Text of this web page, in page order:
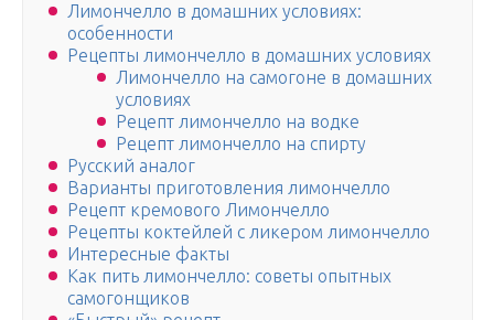
Лимончелло в домашних условиях:
особенности
Рецепты лимончелло в домашних условиях
Лимончелло на самогоне в домашних
условиях
Рецепт лимончелло на водке
Рецепт лимончелло на спирту
Русский аналог
Варианты приготовления лимончелло
Рецепт кремового Лимончелло
Рецепты коктейлей с ликером лимончелло
Интересные факты
Как пить лимончелло: советы опытных
самогонщиков